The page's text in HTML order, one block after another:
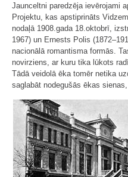
Jaunceltni paredzēja ievērojami
Projektu, kas apstiprināts
nodaļā 1908.gada 18.oktobrī,
1967) un Ernests Polis
nacionālā romantisma formās.
novirziens, ar kuru tika lūkots
Tādā veidolā ēka tomēr netika
saglabāt nodegušās ēkas